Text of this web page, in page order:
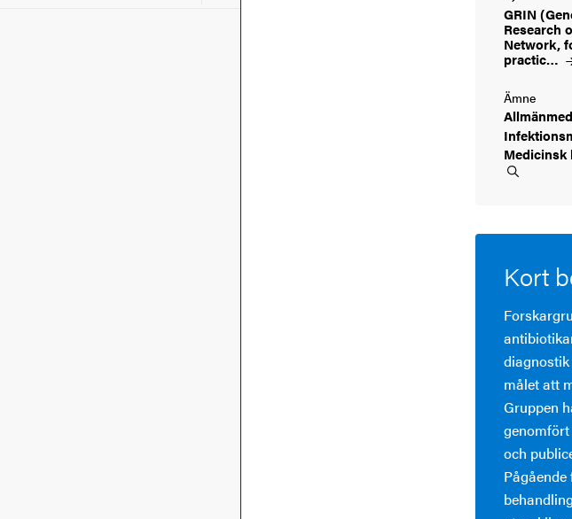
GRIN
Research
Network,
practic…
Ämne
Medicinsk
Kort
målet att
Gruppen
och